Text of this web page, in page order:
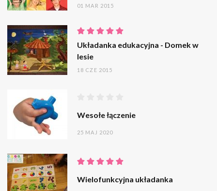
01 MAR 2015
Układanka edukacyjna - Domek w
lesie
18 CZE 2015
Wesołe łączenie
25 MAJ 2020
Wielofunkcyjna układanka